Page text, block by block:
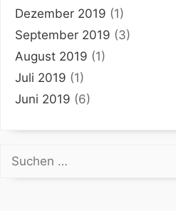
Dezember 2019 (1)
September 2019 (3)
August 2019 (1)
Juli 2019 (1)
Juni 2019 (6)
Suchen
nach: